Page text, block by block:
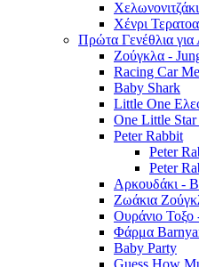
Χένρι
Πρώτα Γενέθλια για
Ζούγκλα -
Racing Car
Baby Shark
Little One
One Little
Peter Rabbit
Peter
Peter
Αρκουδάκι -
Ζωάκια
Ουράνιο
Φάρμα
Baby Party